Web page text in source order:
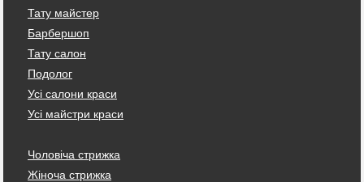
Тату майстер
Барбершоп
Тату салон
Подолог
Усі салони краси
Усі майстри краси
Чоловіча стрижка
Жіноча стрижка